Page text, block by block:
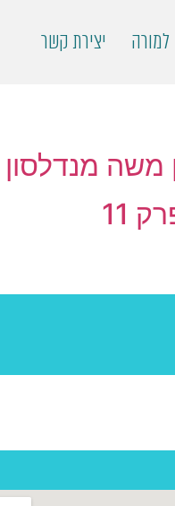
למורה יצירת קשר
מנדלסון
11